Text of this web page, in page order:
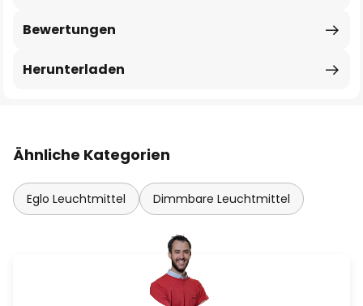
Bewertungen
Herunterladen
Ähnliche Kategorien
Eglo Leuchtmittel Dimmbare Leuchtmittel